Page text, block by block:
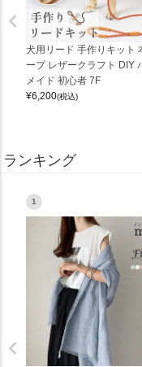
犬用リード 手作りキット
ープ レザークラフト DIY
メイド 初心者 7F
¥6,200(税込)
ランキング
1